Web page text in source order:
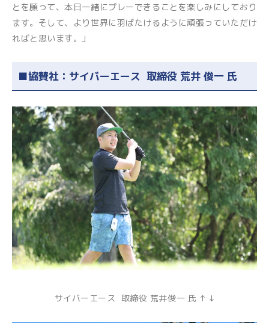
とを願って、本日一緒にプレーできることを楽しみにしており
ます。そして、より世界に羽ばたけるように頑張っていただけ
ればと思います。」
■協賛社：サイバーエース 取締役 荒井 俊一 氏
サイバーエース 取締役 荒井俊一 氏 ↑ ↓